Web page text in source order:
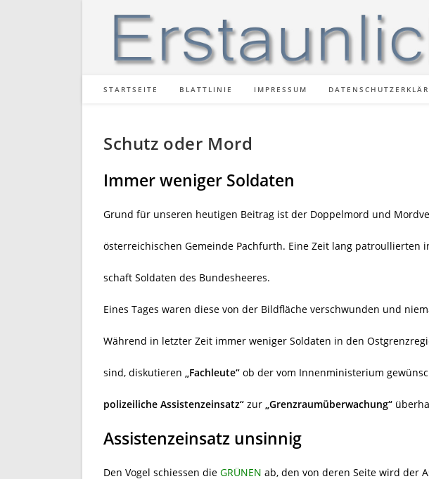
STARTSEITE BLATTLINIE IMPRESSUM
Schutz oder Mord
Immer weniger Soldaten
Grund für unseren heutigen Beitrag ist der Doppelmord und
österreichischen Gemeinde Pachfurth. Eine Zeit lang patroullierten
schaft Soldaten des Bundesheeres.
Eines Tages waren diese von der Bildfläche verschwunden und
Während in letzter Zeit immer weniger Soldaten in den
sind, diskutieren „Fachleute“ ob der vom Innenministerium
polizeiliche Assistenzeinsatz“ zur „Grenzraumüberwachung“
Assistenzeinsatz unsinnig
Den Vogel schiessen die GRÜNEN ab, den von deren Seite wird der